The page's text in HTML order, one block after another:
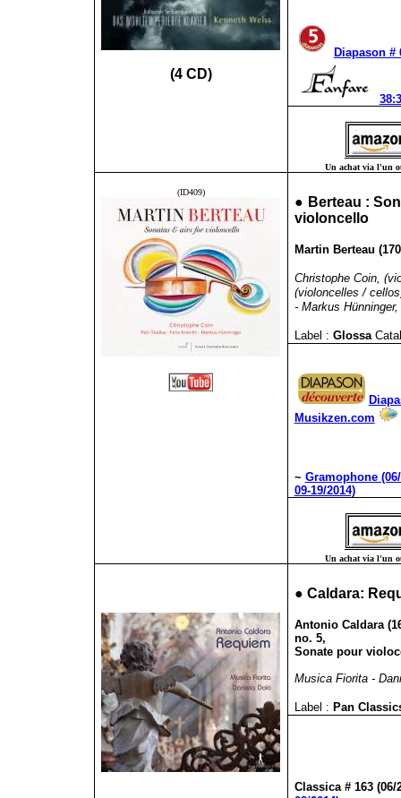
(4 CD)
Diapason #
Un achat via l'un
(ID409) ● Berteau :
violoncello
Martin Berteau
Christophe Coin,
(violoncelles /
- Markus
Label : Glossa
Musikzen.com
~ Gramophone
09-19/2014)
Un achat via l'un
● Caldara:
Antonio Caldara
no. 5,
Sonate pour
Musica Fiorita -
Label : Pan
Classica # 163